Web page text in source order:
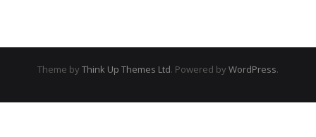
Theme by Think Up Themes Ltd. Powered by WordPress.